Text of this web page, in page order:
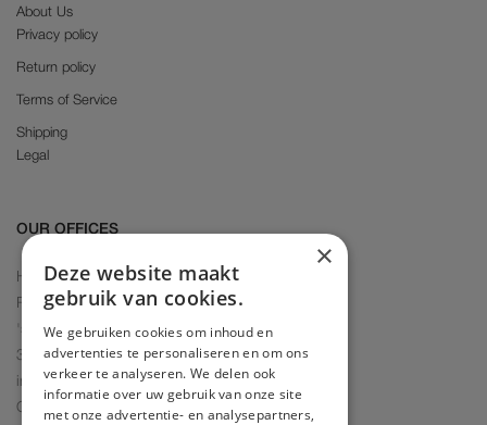
About Us
Privacy policy
Return policy
Terms of Service
Shipping
Legal
OUR OFFICES
Headquarters
Rotterdam Office
's-Gravendijkwal 58
3014 EE Rotterdam
info@couturedepartment.com
Opening hours: Mo - Sun 09:00 - 17:00
×
Deze website maakt
gebruik van cookies.
We gebruiken cookies om inhoud en
advertenties te personaliseren en om ons
verkeer te analyseren. We delen ook
informatie over uw gebruik van onze site
met onze advertentie- en analysepartners,